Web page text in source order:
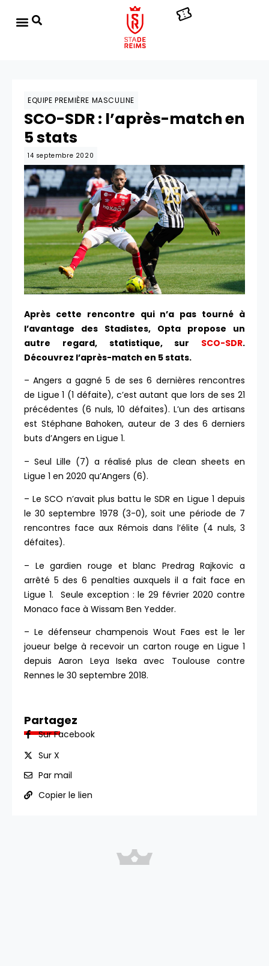
EQUIPE PREMIÈRE MASCULINE
SCO-SDR : l’après-match en
5 stats
14 septembre 2020
Après cette rencontre qui n’a pas tourné à
l’avantage des Stadistes, Opta propose un
autre regard, statistique, sur SCO-SDR.
Découvrez l’après-match en 5 stats.
– Angers a gagné 5 de ses 6 dernières rencontres
de Ligue 1 (1 défaite), c’est autant que lors de ses 21
précédentes (6 nuls, 10 défaites). L’un des artisans
est Stéphane Bahoken, auteur de 3 des 6 derniers
buts d’Angers en Ligue 1.
– Seul Lille (7) a réalisé plus de clean sheets en
Ligue 1 en 2020 qu’Angers (6).
– Le SCO n’avait plus battu le SDR en Ligue 1 depuis
le 30 septembre 1978 (3-0), soit une période de 7
rencontres face aux Rémois dans l’élite (4 nuls, 3
défaites).
– Le gardien rouge et blanc Predrag Rajkovic a
arrêté 5 des 6 penalties auxquels il a fait face en
Ligue 1. Seule exception : le 29 février 2020 contre
Monaco face à Wissam Ben Yedder.
– Le défenseur champenois Wout Faes est le 1er
joueur belge à recevoir un carton rouge en Ligue 1
depuis Aaron Leya Iseka avec Toulouse contre
Rennes le 30 septembre 2018.
Partagez
Sur Facebook
Sur X
Par mail
Copier le lien